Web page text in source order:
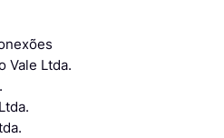
Vale Ltda.